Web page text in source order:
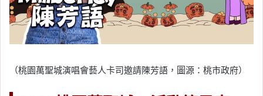
（桃園萬聖城演唱會藝人卡司邀請陳芳語，圖源：桃市政府）